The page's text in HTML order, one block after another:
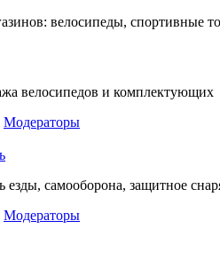
велосипеды, спортивные
велосипедов и комплектующих
Модераторы
езды, самооборона, защитное
Модераторы